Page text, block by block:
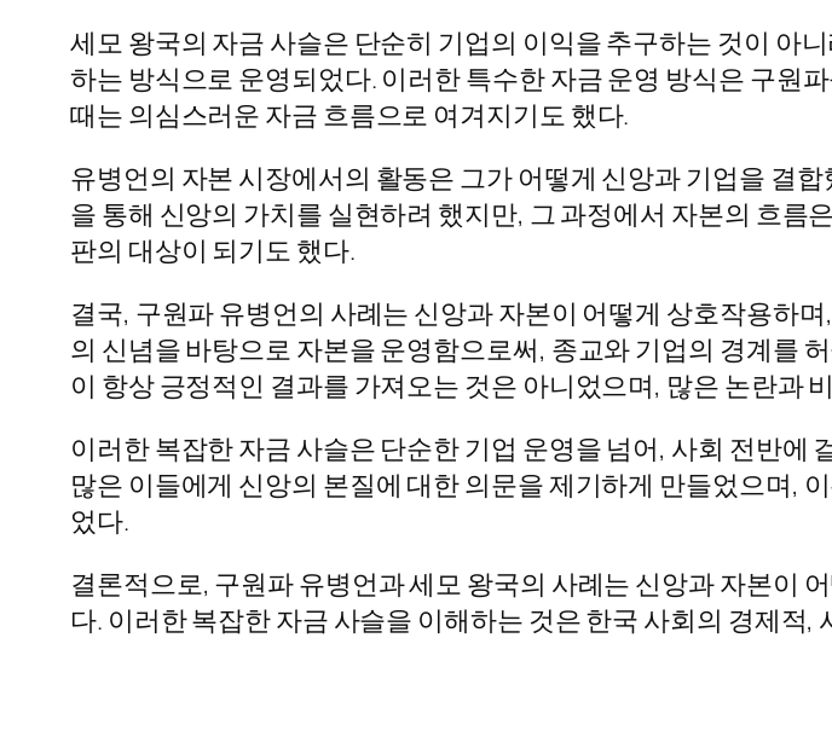
세모 왕국의 자금 사슬은 단순히 기업의 이익을 추구하는 것이 아
하는 방식으로 운영되었다. 이러한 특수한 자금 운영 방식은 구원
때는 의심스러운 자금 흐름으로 여겨지기도 했다.
유병언의 자본 시장에서의 활동은 그가 어떻게 신앙과 기업을 결
을 통해 신앙의 가치를 실현하려 했지만, 그 과정에서 자본의 흐름
판의 대상이 되기도 했다.
결국, 구원파 유병언의 사례는 신앙과 자본이 어떻게 상호작용하
의 신념을 바탕으로 자본을 운영함으로써, 종교와 기업의 경계를
이 항상 긍정적인 결과를 가져오는 것은 아니었으며, 많은 논란과
이러한 복잡한 자금 사슬은 단순한 기업 운영을 넘어, 사회 전반
많은 이들에게 신앙의 본질에 대한 의문을 제기하게 만들었으며,
었다.
결론적으로, 구원파 유병언과 세모 왕국의 사례는 신앙과 자본이
다. 이러한 복잡한 자금 사슬을 이해하는 것은 한국 사회의 경제적